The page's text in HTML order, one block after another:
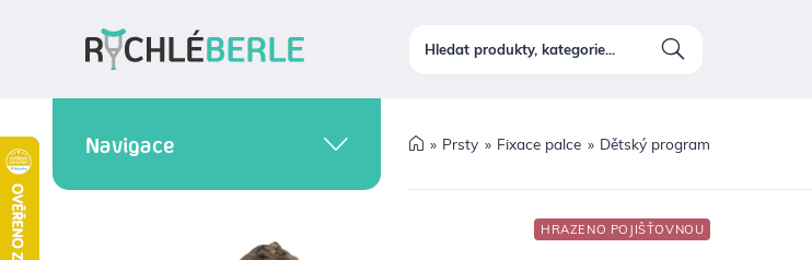
Navigace Prsty Fixace palce Dětský program
HRAZENO POJIŠŤOVNOU